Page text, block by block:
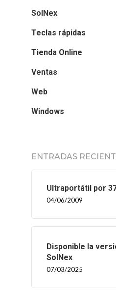
SolNex
Teclas rápidas
Tienda Online
Ventas
Web
Windows
ENTRADAS
Ultraportátil por
04/06/2009
Disponible la
SolNex
07/03/2025